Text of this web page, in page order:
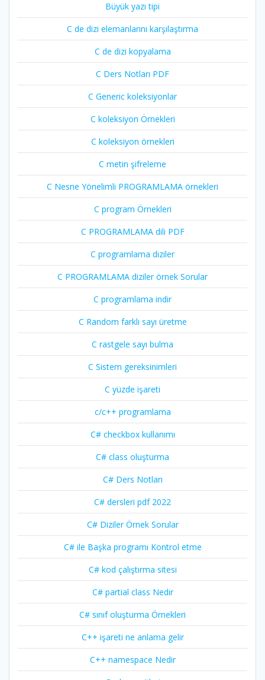
Büyük yazı tipi
C de dizi elemanlarını karşılaştırma
C de dizi kopyalama
C Ders Notları PDF
C Generic koleksiyonlar
C koleksiyon Örnekleri
C koleksiyon örnekleri
C metin şifreleme
C Nesne Yönelimli PROGRAMLAMA örnekleri
C program Örnekleri
C PROGRAMLAMA dili PDF
C programlama diziler
C PROGRAMLAMA diziler örnek Sorular
C programlama indir
C Random farklı sayı üretme
C rastgele sayı bulma
C Sistem gereksinimleri
C yüzde işareti
c/c++ programlama
C# checkbox kullanımı
C# class oluşturma
C# Ders Notları
C# dersleri pdf 2022
C# Diziler Örnek Sorular
C# ile Başka programı Kontrol etme
C# kod çalıştırma sitesi
C# partial class Nedir
C# sınıf oluşturma Örnekleri
C++ işareti ne anlama gelir
C++ namespace Nedir